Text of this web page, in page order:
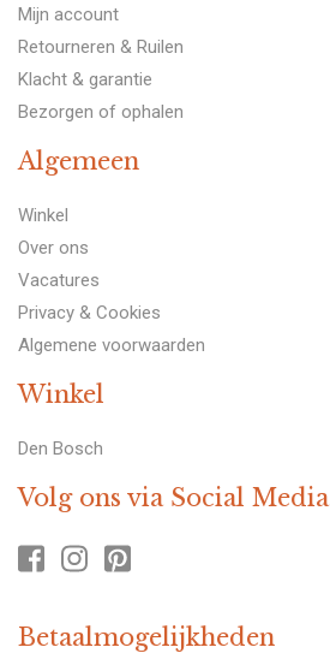
Mijn account
Retourneren & Ruilen
Klacht & garantie
Bezorgen of ophalen
Algemeen
Winkel
Over ons
Vacatures
Privacy & Cookies
Algemene voorwaarden
Winkel
Den Bosch
Volg ons via Social Media
Betaalmogelijkheden